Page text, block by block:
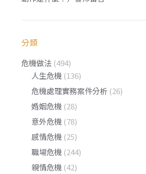
分類
危機做法 (494)
人生危機 (136)
危機處理實務案件分析 (26)
婚姻危機 (28)
意外危機 (78)
感情危機 (25)
職場危機 (244)
親情危機 (42)